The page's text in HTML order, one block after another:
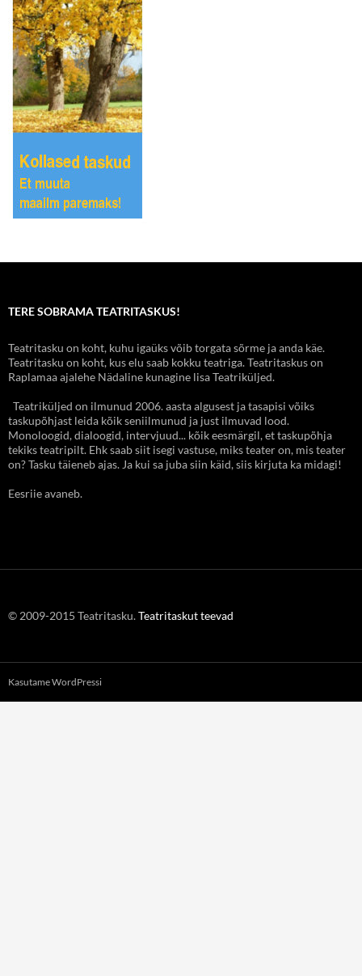
TERE SOBRAMA TEATRITASKUS!
Teatritasku on koht, kuhu igaüks võib torgata sõrme ja anda käe.
Teatritasku on koht, kus elu saab kokku teatriga. Teatritaskus on
Raplamaa ajalehe Nädaline kunagine lisa Teatriküljed.
Teatriküljed on ilmunud 2006. aasta algusest ja tasapisi võiks
taskupõhjast leida kõik seniilmunud ja just ilmuvad lood.
Monoloogid, dialoogid, intervjuud... kõik eesmärgil, et taskupõhja
tekiks teatripilt. Ehk saab siit isegi vastuse, miks teater on, mis teater
on? Tasku täieneb ajas. Ja kui sa juba siin käid, siis kirjuta ka midagi!
Eesriie avaneb.
© 2009-2015 Teatritasku.Teatritaskut teevad
Kasutame WordPressi